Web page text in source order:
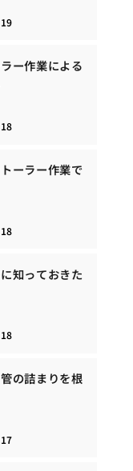
ー作業による
ーラー作業で
知っておきた
の詰まりを根